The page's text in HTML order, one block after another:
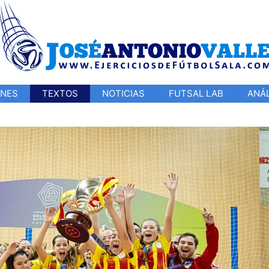
TEXTOS NOTICIAS FUTSAL LAB